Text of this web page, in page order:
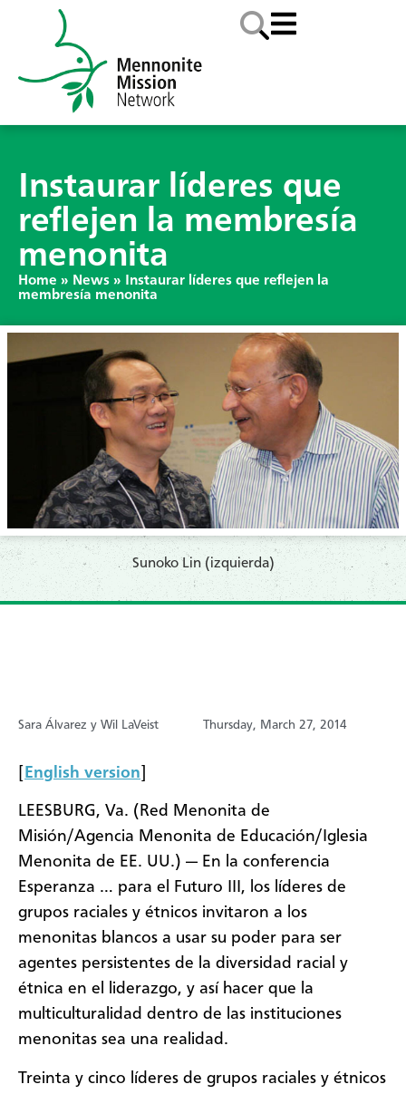
Instaurar líderes que
reflejen la membresía
menonita
Home » News »
Instaurar líderes que reflejen la
membresía menonita
Sunoko Lin (izquierda)
Sara Álvarez y Wil LaVeist Thursday, March 27, 2014
English version
LEESBURG, Va. (Red Menonita de
Misión/Agencia Menonita de Educación/Iglesia
Menonita de EE. UU.) — En la conferencia
Esperanza … para el Futuro III, los líderes de
grupos raciales y étnicos invitaron a los
menonitas blancos a usar su poder para ser
agentes persistentes de la diversidad racial y
étnica en el liderazgo, y así hacer que la
multiculturalidad dentro de las instituciones
menonitas sea una realidad.
Treinta y cinco líderes de grupos raciales y étnicos